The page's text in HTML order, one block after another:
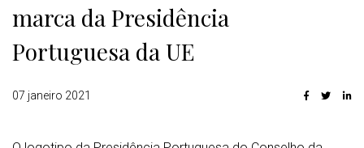
marca da Presidência
Portuguesa da UE
07 janeiro 2021